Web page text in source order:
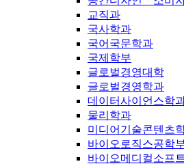
교직과
국사학과
국어국문학과
국제학부
글로벌경영대학
글로벌경영학과
데이터사이언스학
물리학과
미디어기술콘텐츠
바이오로직스공학
바이오메디컬소프